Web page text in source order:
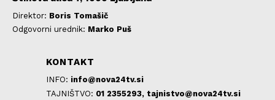
Direktor: Boris Tomašič
Odgovorni urednik: Marko Puš
KONTAKT
INFO: info@nova24tv.si
TAJNIŠTVO: 01 2355293, tajnistvo@nova24tv.si